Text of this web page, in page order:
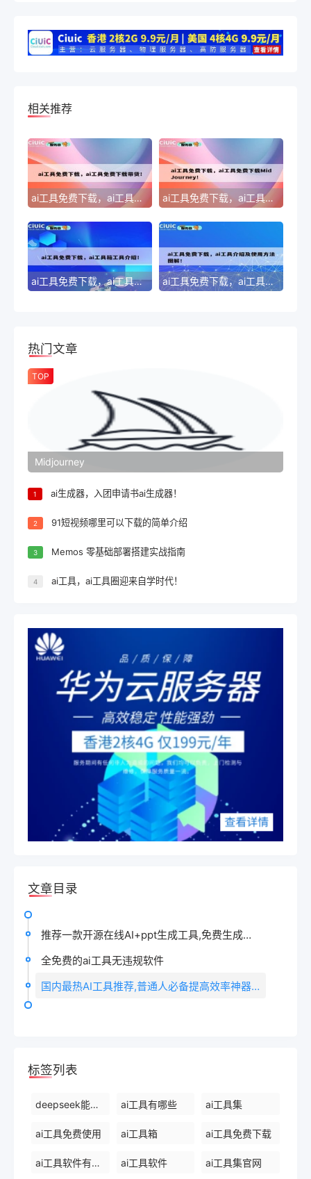
相关推荐
ai工具免费下载，ai工具免费下载带货！ ai工具免费下载，ai工具免费下载MidJourney！
ai工具免费下载，ai工具箱工具介绍！ ai工具免费下载，ai工具介绍及使用方法图解！
热门文章
TOP
Midjourney
1 ai生成器，入团申请书ai生成器！
2 91短视频哪里可以下载的简单介绍
3 Memos 零基础部署搭建实战指南
4 ai工具，ai工具圈迎来自学时代！
文章目录
推荐一款开源在线AI+ppt生成工具,免费生成并免费下载
全免费的ai工具无违规软件
国内最热AI工具推荐,普通人必备提高效率神器!(附网址)
标签列表
deepseek能干什么 ai工具有哪些 ai工具集
ai工具免费使用 ai工具箱 ai工具免费下载
ai工具软件有哪些 ai工具软件 ai工具集官网